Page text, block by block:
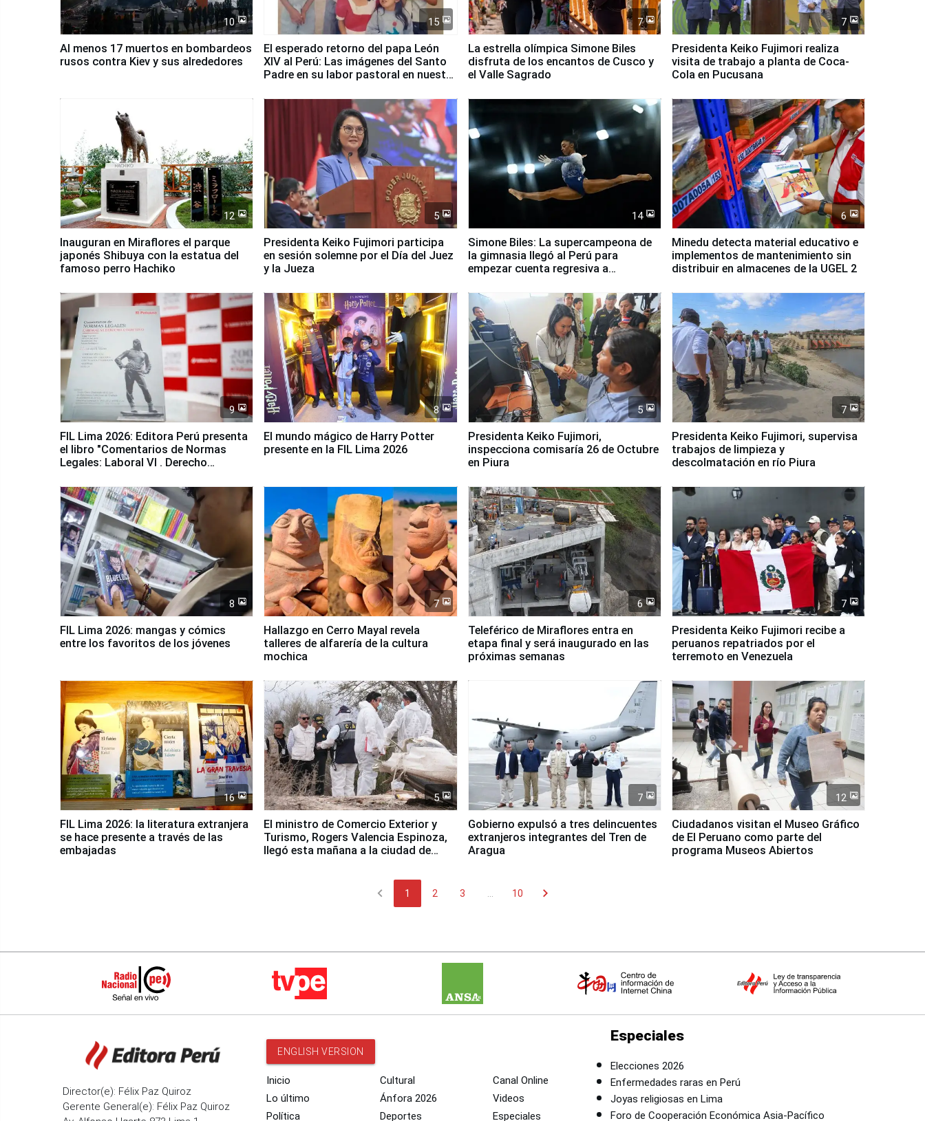
10
Al menos 17 muertos en bombardeos
rusos contra Kiev y sus alrededores
15
El esperado retorno del papa León
XIV al Perú: Las imágenes del Santo
Padre en su labor pastoral en nuestro
7
La estrella olímpica Simone Biles
disfruta de los encantos de Cusco y
el Valle Sagrado
7
Presidenta Keiko Fujimori realiza
visita de trabajo a planta de Coca-
Cola en Pucusana
12
Inauguran en Miraflores el parque
japonés Shibuya con la estatua del
famoso perro Hachiko
5
Presidenta Keiko Fujimori participa
en sesión solemne por el Día del Juez
y la Jueza
14
Simone Biles: La supercampeona de
la gimnasia llegó al Perú para
empezar cuenta regresiva a
6
Minedu detecta material educativo e
implementos de mantenimiento sin
distribuir en almacenes de la UGEL 2
9
FIL Lima 2026: Editora Perú presenta
el libro "Comentarios de Normas
Legales: Laboral Vl . Derecho
8
El mundo mágico de Harry Potter
presente en la FIL Lima 2026
5
Presidenta Keiko Fujimori,
inspecciona comisaría 26 de Octubre
en Piura
7
Presidenta Keiko Fujimori, supervisa
trabajos de limpieza y
descolmatación en río Piura
8
FIL Lima 2026: mangas y cómics
entre los favoritos de los jóvenes
7
Hallazgo en Cerro Mayal revela
talleres de alfarería de la cultura
mochica
6
Teleférico de Miraflores entra en
etapa final y será inaugurado en las
próximas semanas
7
Presidenta Keiko Fujimori recibe a
peruanos repatriados por el
terremoto en Venezuela
16
FIL Lima 2026: la literatura extranjera
se hace presente a través de las
embajadas
5
El ministro de Comercio Exterior y
Turismo, Rogers Valencia Espinoza,
llegó esta mañana a la ciudad de
7
Gobierno expulsó a tres delincuentes
extranjeros integrantes del Tren de
Aragua
12
Ciudadanos visitan el Museo Gráfico
de El Peruano como parte del
programa Museos Abiertos
chevron_left 1 2 3 10 chevron_right
Director(e): Félix Paz Quiroz
Gerente General(e): Félix Paz Quiroz
ENGLISH VERSION
Inicio
Lo último
Política
Cultural
Ánfora 2026
Deportes
Canal Online
Videos
Especiales
Especiales
Elecciones 2026
Enfermedades raras en Perú
Joyas religiosas en Lima
Foro de Cooperación Económica Asia-Pacífico